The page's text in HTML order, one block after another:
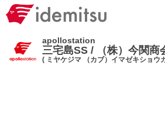
apollostation
三宅島SS / （株）今関商
( ミヤケジマ （カブ）イマゼキショウ